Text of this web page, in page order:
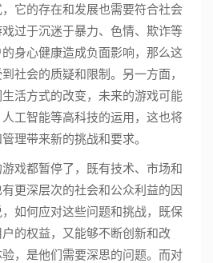
它的存在和发展也需要符合社会
过于沉迷于暴力、色情、欺诈等
身心健康造成负面影响，那么这
社会的质疑和限制。另一方面，
活方式的改变，未来的游戏可能
工智能等高科技的运用，这也将
理带来新的挑战和要求。
戏都暂停了，既有技术、市场和
更深层次的社会和公众利益的因
如何应对这些问题和挑战，既保
的权益，又能够不断创新和改
，是他们需要深思的问题。而对